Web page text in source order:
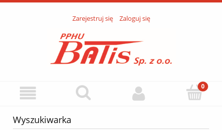
Zarejestruj się Zaloguj się
Wyszukiwarka